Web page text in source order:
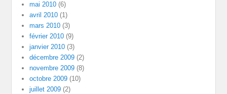
mai 2010 (6)
avril 2010 (1)
mars 2010 (3)
février 2010 (9)
janvier 2010 (3)
décembre 2009 (2)
novembre 2009 (8)
octobre 2009 (10)
juillet 2009 (2)